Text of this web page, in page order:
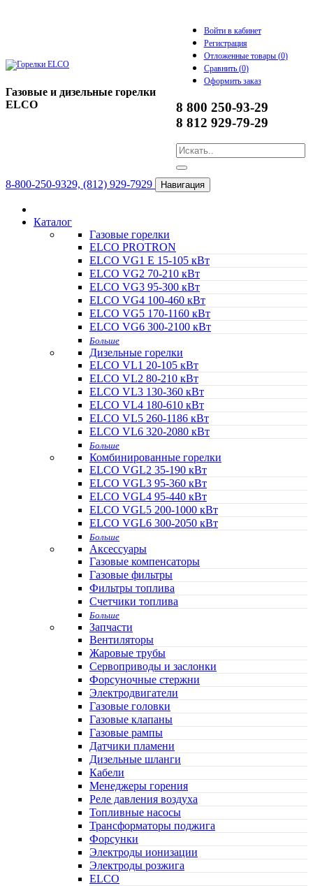
Газовые и дизельные горелки
ELCO
Войти в кабинет
Регистрация
Отложенные товары (0)
Сравнить (0)
Оформить заказ
8 800 250-93-29
8 812 929-79-29
8-800-250-9329, (812) 929-7929 Навигация
Каталог
Газовые горелки
ELCO PROTRON
ELCO VG1 E 15-105 кВт
ELCO VG2 70-210 кВт
ELCO VG3 95-300 кВт
ELCO VG4 100-460 кВт
ELCO VG5 170-1160 кВт
ELCO VG6 300-2100 кВт
Больше
Дизельные горелки
ELCO VL1 20-105 кВт
ELCO VL2 80-210 кВт
ELCO VL3 130-360 кВт
ELCO VL4 180-610 кВт
ELCO VL5 260-1186 кВт
ELCO VL6 320-2080 кВт
Больше
Комбинированные горелки
ELCO VGL2 35-190 кВт
ELCO VGL3 95-360 кВт
ELCO VGL4 95-440 кВт
ELCO VGL5 200-1000 кВт
ELCO VGL6 300-2050 кВт
Больше
Аксессуары
Газовые компенсаторы
Газовые фильтры
Фильтры топлива
Счетчики топлива
Больше
Запчасти
Вентиляторы
Жаровые трубы
Сервоприводы и заслонки
Форсуночные стержни
Электродвигатели
Газовые головки
Газовые клапаны
Газовые рампы
Датчики пламени
Дизельные шланги
Кабели
Менеджеры горения
Реле давления воздуха
Топливные насосы
Трансформаторы поджига
Форсунки
Электроды ионизации
Электроды розжига
ELCO